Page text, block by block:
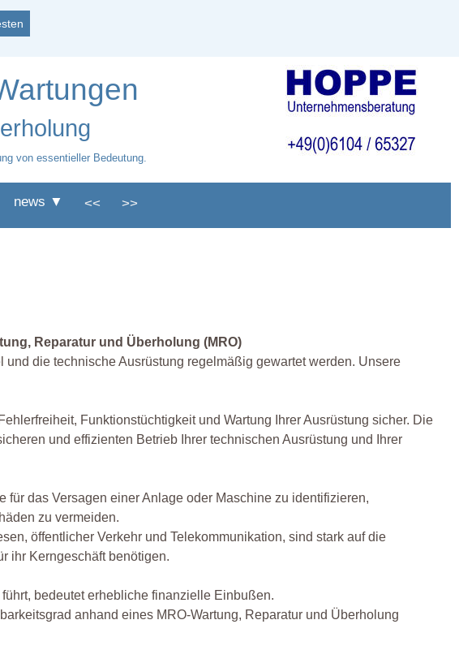
von essentieller Bedeutung.
news ▼ << >>
Reparatur und Überholung (MRO)
die technische Ausrüstung regelmäßig gewartet werden. Unsere
Funktionstüchtigkeit und Wartung Ihrer Ausrüstung sicher. Die
und effizienten Betrieb Ihrer technischen Ausrüstung und Ihrer
für das Versagen einer Anlage oder Maschine zu identifizieren,
zu vermeiden.
öffentlicher Verkehr und Telekommunikation, sind stark auf die
ihr Kerngeschäft benötigen.
bedeutet erhebliche finanzielle Einbußen.
anhand eines MRO-Wartung, Reparatur und Überholung